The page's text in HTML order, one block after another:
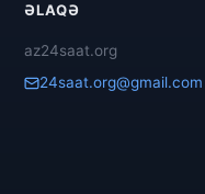
ƏLAQƏ
az24saat.org
24saat.org@gmail.com